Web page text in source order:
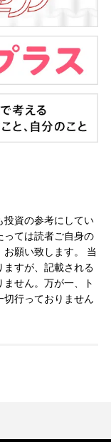
投資の参考にしてい
っては読者ご自身の
願い致します。 当
すが、記載される
せん。万が一、ト
切行っておりません